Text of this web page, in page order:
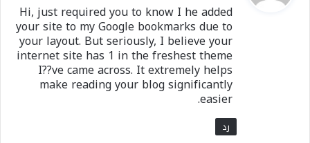
ل
Hi, just required you to know I he added
your site to my Google bookmarks due to
your layout. But seriously, I believe your
internet site has 1 in the freshest theme
I??ve came across. It extremely helps
make reading your blog significantly
easier.
رد